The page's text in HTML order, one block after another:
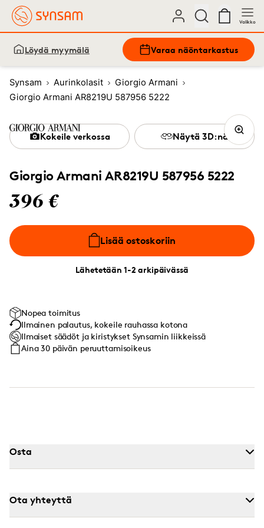
Valikko
Löydä myymälä Varaa näöntarkastus
Synsam Aurinkolasit
Giorgio Armani
Giorgio Armani AR8219U 587956 5222
Giorgio Armani AR8219U 587956 5222
396 €
Lisää ostoskoriin
Lähetetään 1-2 arkipäivässä
Kokeile verkossa Näytä 3D:nä
Nopea toimitus
Ilmainen palautus, kokeile rauhassa kotona
Ilmaiset säädöt ja kiristykset Synsamin liikkeissä
Aina 30 päivän peruuttamisoikeus
Osta
Ota yhteyttä